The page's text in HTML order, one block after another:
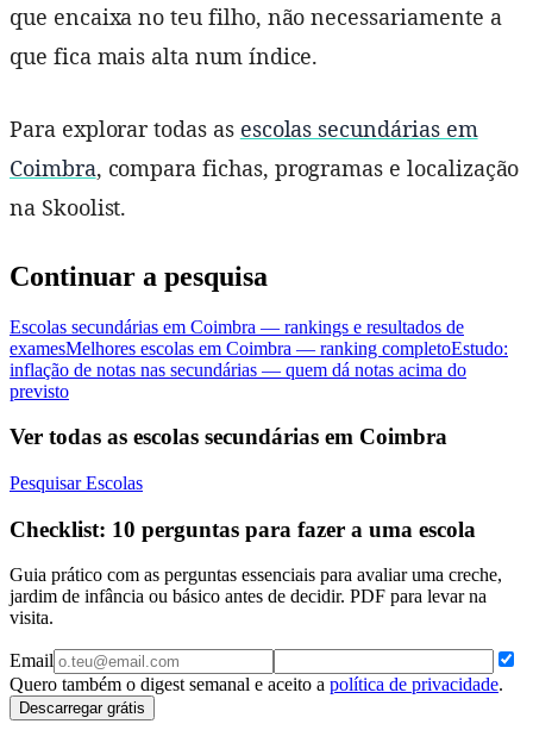
que encaixa no teu filho, não necessariamente a
que fica mais alta num índice.
Para explorar todas as escolas secundárias em
Coimbra, compara fichas, programas e localização
na Skoolist.
Continuar a pesquisa
Escolas secundárias em Coimbra — rankings e resultados de
examesMelhores escolas em Coimbra — ranking completoEstudo:
inflação de notas nas secundárias — quem dá notas acima do
previsto
Ver todas as escolas secundárias em Coimbra
Pesquisar Escolas
Checklist: 10 perguntas para fazer a uma escola
Guia prático com as perguntas essenciais para avaliar uma creche,
jardim de infância ou básico antes de decidir. PDF para levar na
visita.
Email
Quero também o digest semanal e aceito a política de privacidade.
Descarregar grátis